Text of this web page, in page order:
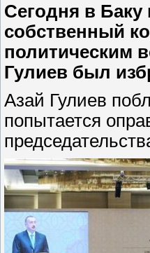
Сегодня в
собственный
политическим
Гулиев был
Азай Гулиев
попытается